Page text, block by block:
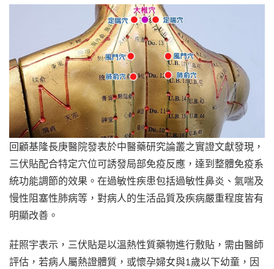
回顧基隆長庚醫院發表於中醫藥研究論叢之實證文獻發現，
三伏貼配合特定穴位可誘發局部免疫反應，達到整體免疫系
統功能調節的效果。在過敏性疾患包括過敏性鼻炎、氣喘及
慢性阻塞性肺病等，對病人的生活品質及疾病嚴重程度皆有
明顯改善。
莊照宇表示，三伏貼是以溫熱性質藥物進行敷貼，需由醫師
評估，若病人屬熱證體質，或懷孕婦女與1歲以下幼童，因